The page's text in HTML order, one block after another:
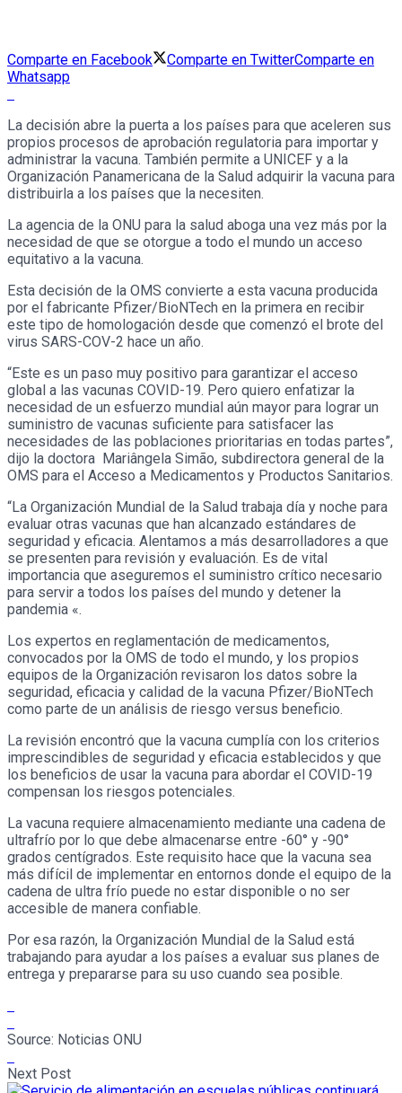
Comparte en Facebook Comparte en TwitterComparte en
Whatsapp
La decisión abre la puerta a los países para que aceleren sus
propios procesos de aprobación regulatoria para importar y
administrar la vacuna. También permite a UNICEF y a la
Organización Panamericana de la Salud adquirir la vacuna para
distribuirla a los países que la necesiten.
La agencia de la ONU para la salud aboga una vez más por la
necesidad de que se otorgue a todo el mundo un acceso
equitativo a la vacuna.
Esta decisión de la OMS convierte a esta vacuna producida
por el fabricante Pfizer/BioNTech en la primera en recibir
este tipo de homologación desde que comenzó el brote del
virus SARS-COV-2 hace un año.
“Este es un paso muy positivo para garantizar el acceso
global a las vacunas COVID-19. Pero quiero enfatizar la
necesidad de un esfuerzo mundial aún mayor para lograr un
suministro de vacunas suficiente para satisfacer las
necesidades de las poblaciones prioritarias en todas partes”,
dijo la doctora Mariângela Simão, subdirectora general de la
OMS para el Acceso a Medicamentos y Productos Sanitarios.
“La Organización Mundial de la Salud trabaja día y noche para
evaluar otras vacunas que han alcanzado estándares de
seguridad y eficacia. Alentamos a más desarrolladores a que
se presenten para revisión y evaluación. Es de vital
importancia que aseguremos el suministro crítico necesario
para servir a todos los países del mundo y detener la
pandemia «.
Los expertos en reglamentación de medicamentos,
convocados por la OMS de todo el mundo, y los propios
equipos de la Organización revisaron los datos sobre la
seguridad, eficacia y calidad de la vacuna Pfizer/BioNTech
como parte de un análisis de riesgo versus beneficio.
La revisión encontró que la vacuna cumplía con los criterios
imprescindibles de seguridad y eficacia establecidos y que
los beneficios de usar la vacuna para abordar el COVID-19
compensan los riesgos potenciales.
La vacuna requiere almacenamiento mediante una cadena de
ultrafrío por lo que debe almacenarse entre -60° y -90°
grados centígrados. Este requisito hace que la vacuna sea
más difícil de implementar en entornos donde el equipo de la
cadena de ultra frío puede no estar disponible o no ser
accesible de manera confiable.
Por esa razón, la Organización Mundial de la Salud está
trabajando para ayudar a los países a evaluar sus planes de
entrega y prepararse para su uso cuando sea posible.
Source: Noticias ONU
Next Post